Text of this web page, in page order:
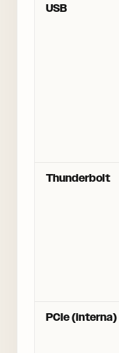
USB
Thunderbolt
PCIe (interna)